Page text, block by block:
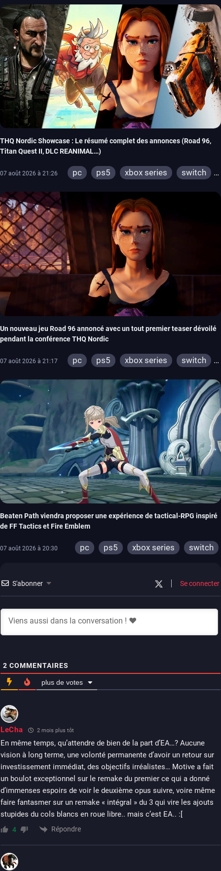
THQ Nordic Showcase : Le résumé complet des annonces (Road 96,
Titan Quest II, DLC REANIMAL…)
07 août 2026 à 21:26 pc ps5 xbox series
switch
Un nouveau jeu Road 96 annoncé avec un tout premier teaser dévoilé
pendant la conférence THQ Nordic
07 août 2026 à 21:17 pc ps5 xbox series
switch
Beaten Path viendra proposer une expérience de tactical-RPG inspiré
de FF Tactics et Fire Emblem
07 août 2026 à 20:30 pc ps5 xbox series switch
S'abonner Se connecter
2 COMMENTAIRES
plus de votes
LeCha 2 mois plus tôt
En même temps, qu’attendre de bien de la part d’EA…? Aucune
vision à long terme, une volonté permanente d’avoir un retour sur
investissement immédiat, des objectifs irréalistes… Motive a fait
un boulot exceptionnel sur le remake du premier ce qui a donné
d’immenses espoirs de voir le deuxième opus suivre, voire même
faire fantasmer sur un remake « intégral » du 3 qui vire les ajouts
stupides du cols blancs en roue libre.. mais c’est EA.. :[
4 Répondre